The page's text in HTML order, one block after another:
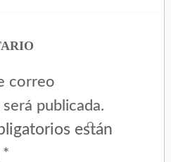
correo
publicada.
están
*